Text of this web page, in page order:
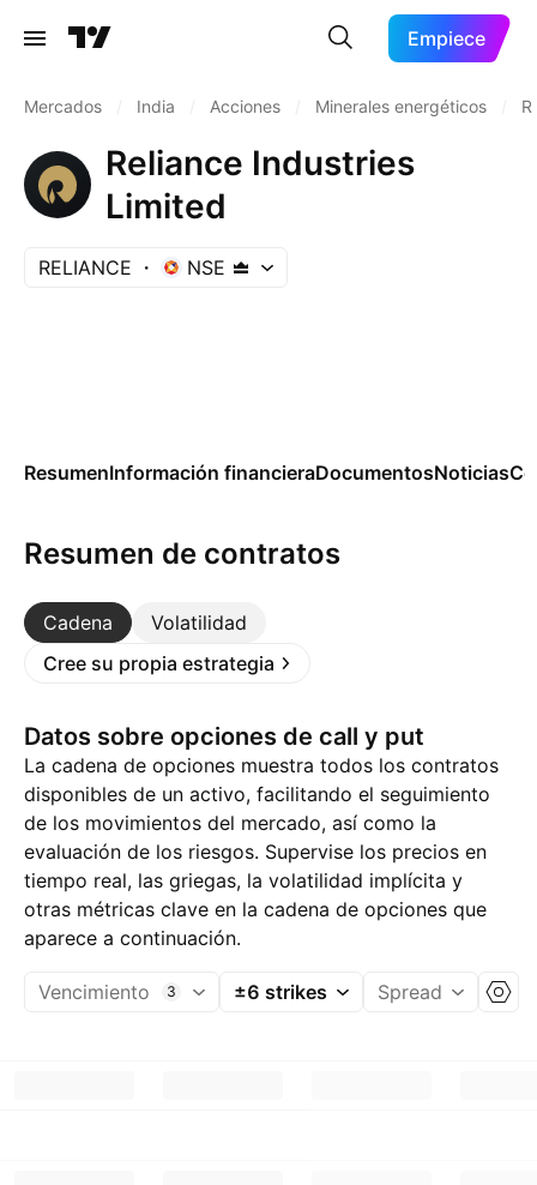
Empiece
Mercados India Acciones Minerales energéticos
Reliance Industries
Limited
RELIANCE NSE
ResumenInformación financieraDocumentosNoticias
Resumen de contratos
Cadena
Volatilidad
Cree su propia estrategia
Datos sobre opciones de call y put
La cadena de opciones muestra todos los contratos
disponibles de un activo, facilitando el seguimiento
de los movimientos del mercado, así como la
evaluación de los riesgos. Supervise los precios en
tiempo real, las griegas, la volatilidad implícita y
otras métricas clave en la cadena de opciones que
aparece a continuación.
Vencimiento 3 ±6 strikes Spread